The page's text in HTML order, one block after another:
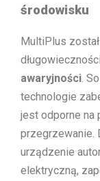
środowisku
MultiPlus
awaryjności.
technologie
jest odporne na
przegrzewanie.
urządzenie
elektryczną,